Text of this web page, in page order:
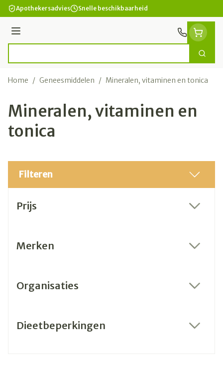
Ga naar de inhoud
Apothekersadvies Snelle beschikbaarheid
Menu
Zoek
Home / Geneesmiddelen / Mineralen, vitaminen en tonica
Mineralen, vitaminen en
tonica
Filteren
Prijs
Merken
Organisaties
Dieetbeperkingen